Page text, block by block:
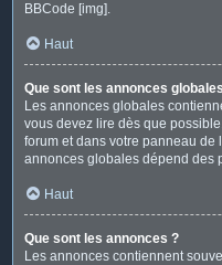
BBCode [img].
Haut
Que sont les annonces
Les annonces globales
vous devez lire dès que
forum et dans votre panneau de
annonces globales dépend des
Haut
Que sont les annonces ?
Les annonces contiennent